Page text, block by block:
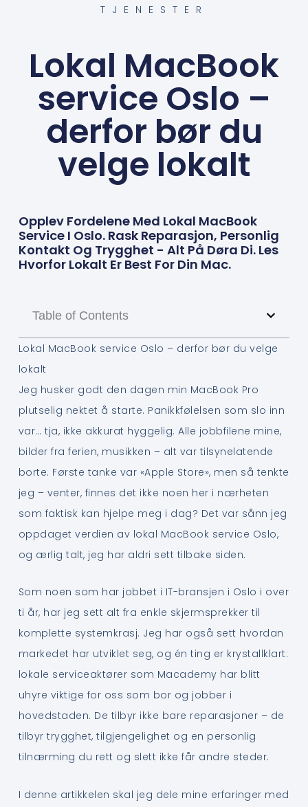
TJENESTER
Lokal MacBook
service Oslo –
derfor bør du
velge lokalt
Opplev Fordelene Med Lokal MacBook
Service I Oslo. Rask Reparasjon, Personlig
Kontakt Og Trygghet - Alt På Døra Di. Les
Hvorfor Lokalt Er Best For Din Mac.
Table of Contents
Lokal MacBook service Oslo – derfor bør du velge
lokalt
Jeg husker godt den dagen min MacBook Pro
plutselig nektet å starte. Panikkfølelsen som slo inn
var… tja, ikke akkurat hyggelig. Alle jobbfilene mine,
bilder fra ferien, musikken – alt var tilsynelatende
borte. Første tanke var «Apple Store», men så tenkte
jeg – venter, finnes det ikke noen her i nærheten
som faktisk kan hjelpe meg i dag? Det var sånn jeg
oppdaget verdien av lokal MacBook service Oslo,
og ærlig talt, jeg har aldri sett tilbake siden.
Som noen som har jobbet i IT-bransjen i Oslo i over
ti år, har jeg sett alt fra enkle skjermsprekker til
komplette systemkrasj. Jeg har også sett hvordan
markedet har utviklet seg, og én ting er krystallklart:
lokale serviceaktører som Macademy har blitt
uhyre viktige for oss som bor og jobber i
hovedstaden. De tilbyr ikke bare reparasjoner – de
tilbyr trygghet, tilgjengelighet og en personlig
tilnærming du rett og slett ikke får andre steder.
I denne artikkelen skal jeg dele mine erfaringer med